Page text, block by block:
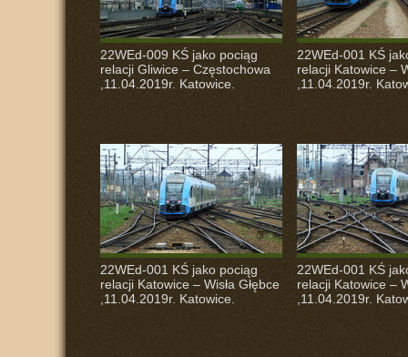
22WEd-009 KŚ jako pociąg
relacji Gliwice – Częstochowa
,11.04.2019r. Katowice.
22WEd-001 KŚ
relacji Katowice –
,11.04.2019r.
22WEd-001 KŚ jako pociąg
relacji Katowice – Wisła Głębce
,11.04.2019r. Katowice.
22WEd-001 KŚ
relacji Katowice –
,11.04.2019r.